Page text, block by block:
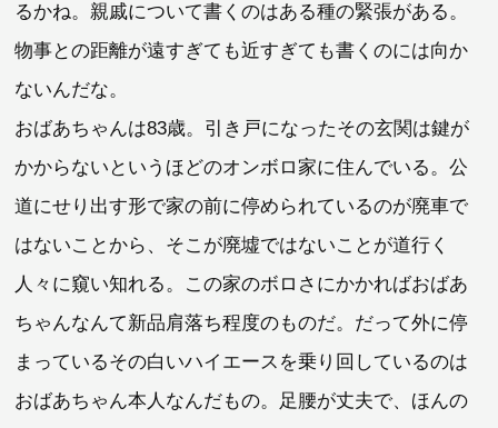
るかね。親戚について書くのはある種の緊張がある。
物事との距離が遠すぎても近すぎても書くのには向か
ないんだな。
おばあちゃんは83歳。引き戸になったその玄関は鍵が
かからないというほどのオンボロ家に住んでいる。公
道にせり出す形で家の前に停められているのが廃車で
はないことから、そこが廃墟ではないことが道行く
人々に窺い知れる。この家のボロさにかかればおばあ
ちゃんなんて新品肩落ち程度のものだ。だって外に停
まっているその白いハイエースを乗り回しているのは
おばあちゃん本人なんだもの。足腰が丈夫で、ほんの